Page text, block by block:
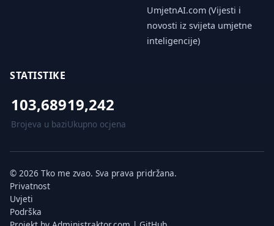
UmjetnAI.com (Vijesti i
novosti iz svijeta umjetne
inteligencije)
STATISTIKE
103,689
Brojeva u bazi
19,242
Ukupno ocjena
© 2026 Tko me zvao. Sva prava pridržana.
Privatnost
Uvjeti
Podrška